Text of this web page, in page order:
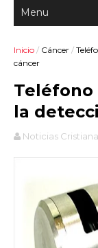
Inicio / Cáncer /
cáncer
la
Noticias